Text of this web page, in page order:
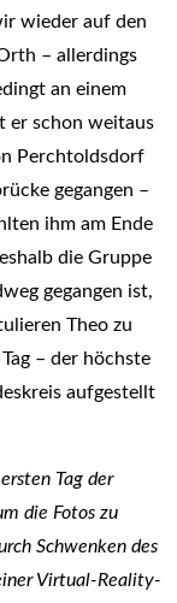
wieder auf den
– allerdings
an einem
er schon weitaus
Perchtoldsdorf
gegangen –
ihm am Ende
die Gruppe
gegangen ist,
Theo zu
– der höchste
aufgestellt
Tag der
die Fotos zu
Schwenken des
Virtual-Reality-